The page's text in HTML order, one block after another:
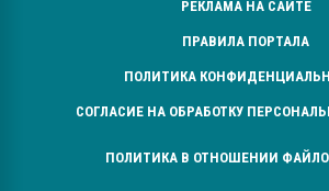
РЕКЛАМА НА САЙТЕ
ПРАВИЛА ПОРТАЛА
ПОЛИТИКА
СОГЛАСИЕ НА ОБРАБОТКУ
ПОЛИТИКА В ОТНОШЕНИИ ФАЙЛОВ